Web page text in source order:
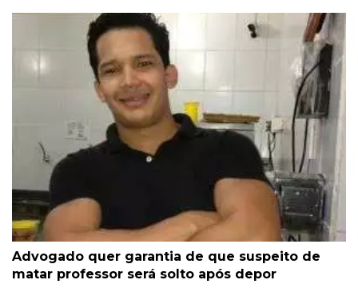
Advogado quer garantia de que suspeito de
matar professor será solto após depor